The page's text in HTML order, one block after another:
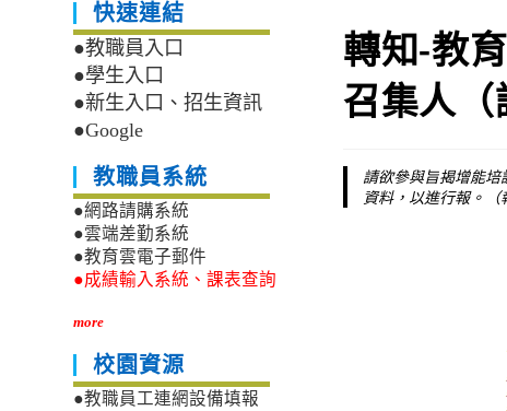
轉知-教
召集人（
請欲參與旨揭增能
資料，以進行報。（
快速連結
●教職員入口
●學生入口
●新生入口、招生資訊
●Google
教職員系統
●網路請購系統
●雲端差勤系統
●教育雲電子郵件
●成績輸入系統、課表查詢
more
校園資源
●教職員工連網設備填報